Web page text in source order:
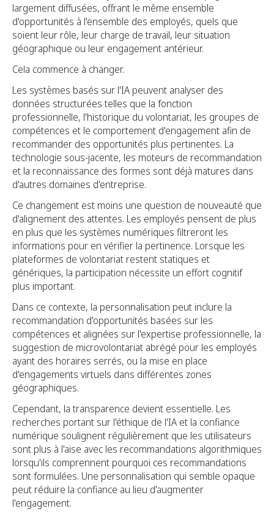
largement diffusées, offrant le même ensemble
d'opportunités à l'ensemble des employés, quels que
soient leur rôle, leur charge de travail, leur situation
géographique ou leur engagement antérieur.
Cela commence à changer.
Les systèmes basés sur l'IA peuvent analyser des
données structurées telles que la fonction
professionnelle, l'historique du volontariat, les groupes de
compétences et le comportement d'engagement afin de
recommander des opportunités plus pertinentes. La
technologie sous-jacente, les moteurs de recommandation
et la reconnaissance des formes sont déjà matures dans
d'autres domaines d'entreprise.
Ce changement est moins une question de nouveauté que
d'alignement des attentes. Les employés pensent de plus
en plus que les systèmes numériques filtreront les
informations pour en vérifier la pertinence. Lorsque les
plateformes de volontariat restent statiques et
génériques, la participation nécessite un effort cognitif
plus important.
Dans ce contexte, la personnalisation peut inclure la
recommandation d'opportunités basées sur les
compétences et alignées sur l'expertise professionnelle, la
suggestion de microvolontariat abrégé pour les employés
ayant des horaires serrés, ou la mise en place
d'engagements virtuels dans différentes zones
géographiques.
Cependant, la transparence devient essentielle. Les
recherches portant sur l'éthique de l'IA et la confiance
numérique soulignent régulièrement que les utilisateurs
sont plus à l'aise avec les recommandations algorithmiques
lorsqu'ils comprennent pourquoi ces recommandations
sont formulées. Une personnalisation qui semble opaque
peut réduire la confiance au lieu d'augmenter
l'engagement.